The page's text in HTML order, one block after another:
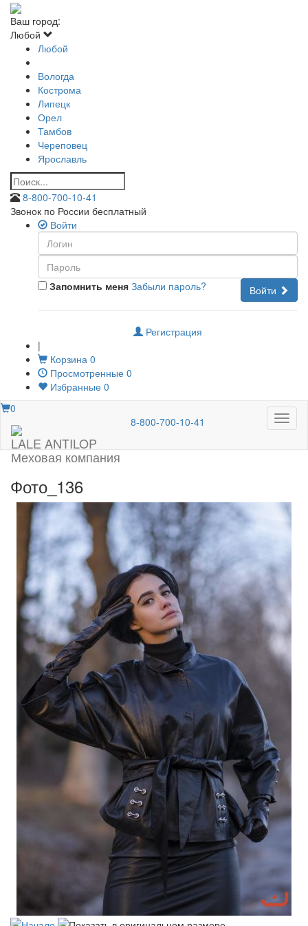
Ваш город:
Любой
Любой
Вологда
Кострома
Липецк
Орел
Тамбов
Череповец
Ярославль
8-800-700-10-41
Звонок по России бесплатный
Войти
Запомнить меня Войти
Забыли пароль?
Регистрация
|
Корзина 0
Просмотренные 0
Избранные 0
Меню
0
LALE ANTILOP
Меховая компания
8-800-700-10-41
Фото_136